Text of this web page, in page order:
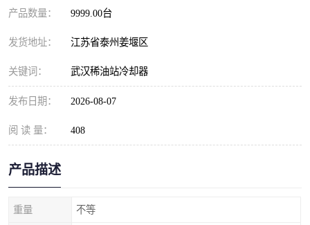
产品数量： 9999.00台
发货地址： 江苏省泰州姜堰区
关键词： 武汉稀油站冷却器
发布日期： 2026-08-07
阅 读 量： 408
产品描述
重量 不等